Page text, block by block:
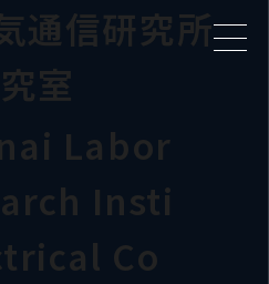
通信研究所
室
Labor
Insti
Co